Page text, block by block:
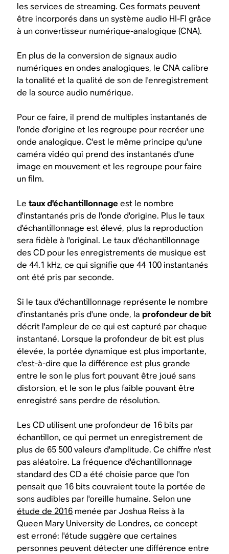
les services de streaming. Ces formats peuvent
être incorporés dans un système audio HI-FI grâce
à un convertisseur numérique-analogique (CNA).
En plus de la conversion de signaux audio
numériques en ondes analogiques, le CNA calibre
la tonalité et la qualité de son de l'enregistrement
de la source audio numérique.
Pour ce faire, il prend de multiples instantanés de
l'onde d'origine et les regroupe pour recréer une
onde analogique. C'est le même principe qu'une
caméra vidéo qui prend des instantanés d'une
image en mouvement et les regroupe pour faire
un film.
Letaux d'échantillonnage est le nombre
d'instantanés pris de l'onde d'origine. Plus le taux
d'échantillonnage est élevé, plus la reproduction
sera fidèle à l'original. Le taux d'échantillonnage
des CD pour les enregistrements de musique est
de 44.1 kHz, ce qui signifie que 44 100 instantanés
ont été pris par seconde.
Si le taux d'échantillonnage représente le nombre
d'instantanés pris d'une onde, la profondeur de bit
décrit l'ampleurde ce qui est capturé par chaque
instantané. Lorsque la profondeur de bit est plus
élevée, la portée dynamique est plus importante,
c'est-à-dire que la différence est plus grande
entre le son le plus fort pouvant être joué sans
distorsion, et le son le plus faible pouvant être
enregistré sans perdre de résolution.
Les CD utilisent une profondeur de 16 bits par
échantillon, ce qui permet un enregistrement de
plus de 65 500 valeurs d'amplitude. Ce chiffre n'est
pas aléatoire. La fréquence d'échantillonnage
standard des CD a été choisie parce que l'on
pensait que 16 bits couvraient toute la portée de
sons audibles par l'oreille humaine. Selon une
étude de 2016 menée par Joshua Reiss à la
Queen Mary University de Londres, ce concept
est erroné: l'étude suggère que certaines
personnes peuvent détecter une différence entre